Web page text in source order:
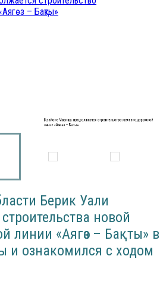
В районе Мақаншы продолжается строительство железнодорожной
линии «Аягөз – Бақты»
Берик Уали
новой
линии «Аягөз – Бақты» в
и ознакомился с ходом